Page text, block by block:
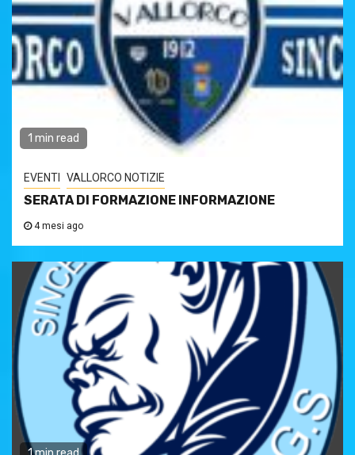
1 min read
EVENTI VALLORCO NOTIZIE
SERATA DI FORMAZIONE INFORMAZIONE
4 mesi ago